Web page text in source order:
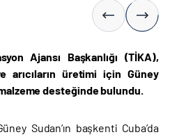
Ajansı Başkanlığı (TİKA),
arıcıların üretimi için Güney
desteğinde bulundu.
Sudan’ın başkenti Cuba’da